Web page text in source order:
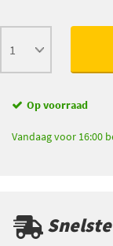
Op voorraad
Vandaag voor 16:00